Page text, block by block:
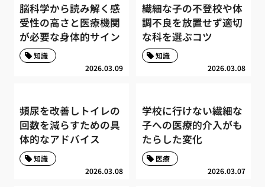
脳科学から読み解く感
受性の高さと医療機関
が必要な身体的サイン
2026.03.09
知識
繊細な子の不登校や体
調不良を放置せず適切
な科を選ぶコツ
2026.03.08
知識
頻尿を改善しトイレの
回数を減らすための具
体的なアドバイス
2026.03.08
知識
学校に行けない繊細な
子への医療的介入がも
たらした変化
2026.03.07
医療